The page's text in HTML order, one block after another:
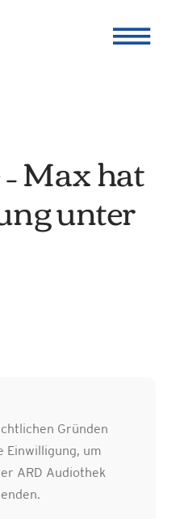
Max hat
unter
Gründen
Einwilligung, um
ARD Audiothek